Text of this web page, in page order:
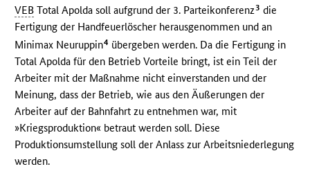
VEB Total Apolda soll aufgrund der 3. Parteikonferenz3 die
Fertigung der Handfeuerlöscher herausgenommen und an
Minimax Neuruppin4 übergeben werden. Da die Fertigung in
Total Apolda für den Betrieb Vorteile bringt, ist ein Teil der
Arbeiter mit der Maßnahme nicht einverstanden und der
Meinung, dass der Betrieb, wie aus den Äußerungen der
Arbeiter auf der Bahnfahrt zu entnehmen war, mit
»Kriegsproduktion« betraut werden soll. Diese
Produktionsumstellung soll der Anlass zur Arbeitsniederlegung
werden.